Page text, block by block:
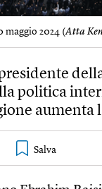
maggio 2024 (Atta
politica
aumenta